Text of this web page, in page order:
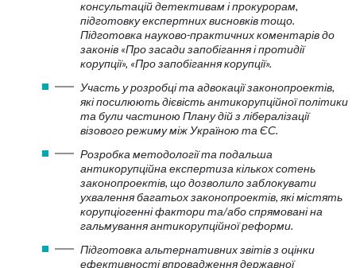
консультацій детективам і прокурорам,
підготовку експертних висновків тощо.
Підготовка науково-практичних коментарів до
законів «Про засади запобігання і протидії
корупції», «Про запобігання корупції».
Участь у розробці та адвокації законопроектів,
які посилюють дієвість антикорупційної політики
та були частиною Плану дій з лібералізації
візового режиму між Україною та ЄС.
Розробка методології та подальша
антикорупційна експертиза кількох сотень
законопроектів, що дозволило заблокувати
ухвалення багатьох законопроектів, які містять
корупціогенні фактори та/або спрямовані на
гальмування антикорупційної реформи.
Підготовка альтернативних звітів з оцінки
ефективності впровадження державної